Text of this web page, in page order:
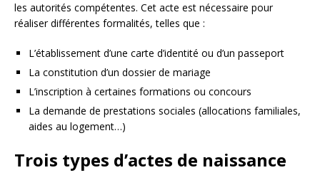
les autorités compétentes. Cet acte est nécessaire pour
réaliser différentes formalités, telles que :
L’établissement d’une carte d’identité ou d’un passeport
La constitution d’un dossier de mariage
L’inscription à certaines formations ou concours
La demande de prestations sociales (allocations familiales,
aides au logement…)
Trois types d’actes de naissance